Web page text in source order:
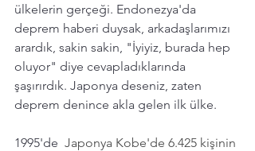
ülkelerin gerçeği. Endonezya'da
deprem haberi duysak, arkadaşlarımızı
arardık, sakin sakin, "İyiyiz, burada hep
oluyor" diye cevapladıklarında
şaşırırdık. Japonya deseniz, zaten
deprem denince akla gelen ilk ülke.
1995'de Japonya Kobe'de 6.425 kişinin